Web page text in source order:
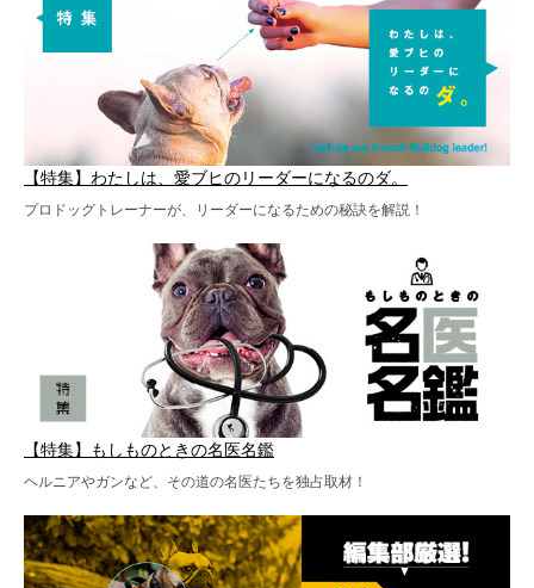
【特集】わたしは、愛ブヒのリーダーになるのダ。
プロドッグトレーナーが、リーダーになるための秘訣を解説！
【特集】もしものときの名医名鑑
ヘルニアやガンなど、その道の名医たちを独占取材！